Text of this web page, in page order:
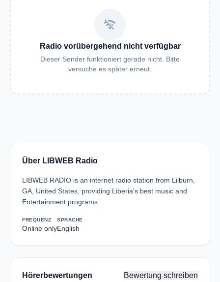
wifi_off
Radio vorübergehend nicht verfügbar
Dieser Sender funktioniert gerade nicht. Bitte
versuche es später erneut.
Über LIBWEB Radio
LIBWEB RADIO is an internet radio station from Lilburn,
GA, United States, providing Liberia's best music and
Entertainment programs.
FREQUENZ
Online only
SPRACHE
English
Hörerbewertungen Bewertung schreiben